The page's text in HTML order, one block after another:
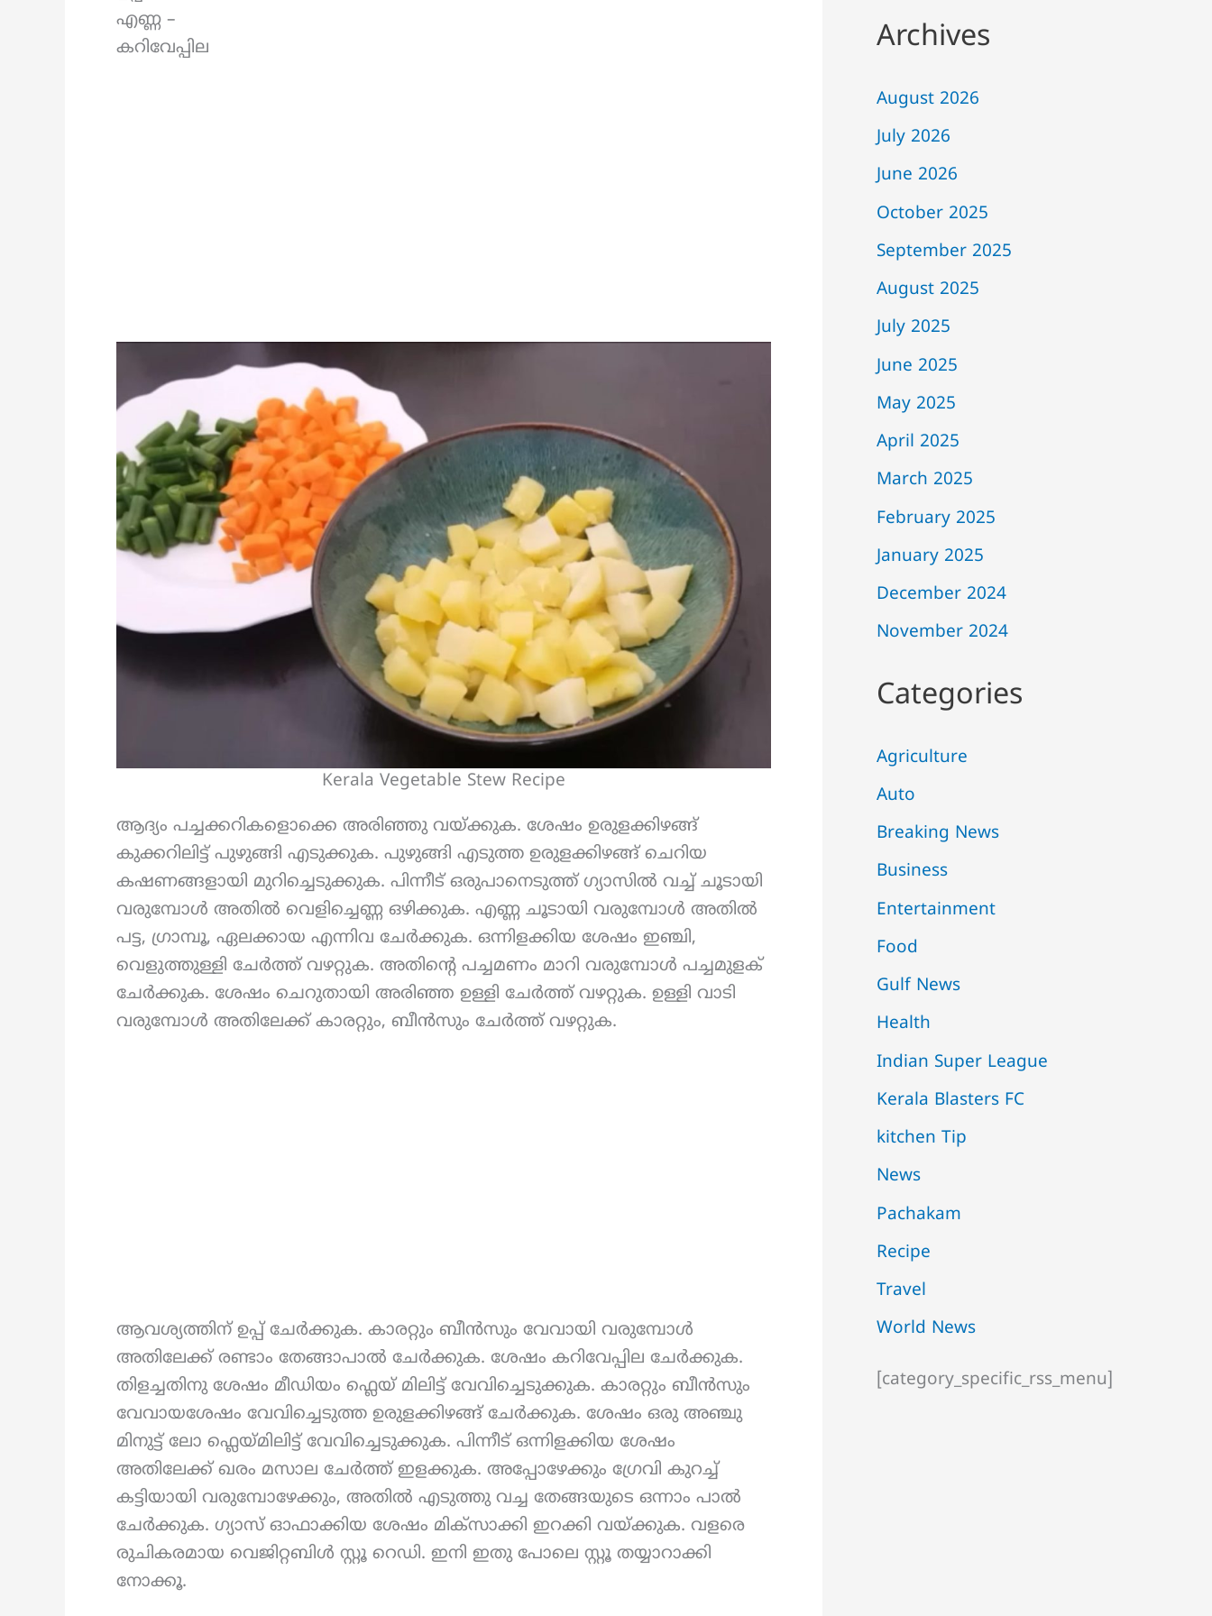
എണ്ണ –
കറിവേപ്പില
Kerala Vegetable Stew Recipe
ആദ്യം പച്ചക്കറികളൊക്കെ അരിഞ്ഞു വയ്ക്കുക. ശേഷം ഉരുളക്കിഴങ്ങ്
കുക്കറിലിട്ട് പുഴുങ്ങി എടുക്കുക. പുഴുങ്ങി എടുത്ത ഉരുളക്കിഴങ്ങ് ചെറിയ
കഷണങ്ങളായി മുറിച്ചെടുക്കുക. പിന്നീട് ഒരുപാനെടുത്ത് ഗ്യാസിൽ വച്ച് ചൂടായി
വരുമ്പോൾ അതിൽ വെളിച്ചെണ്ണ ഒഴിക്കുക. എണ്ണ ചൂടായി വരുമ്പോൾ അതിൽ
പട്ട, ഗ്രാമ്പൂ, ഏലക്കായ എന്നിവ ചേർക്കുക. ഒന്നിളക്കിയ ശേഷം ഇഞ്ചി,
വെളുത്തുള്ളി ചേർത്ത് വഴറ്റുക. അതിൻ്റെ പച്ചമണം മാറി വരുമ്പോൾ പച്ചമുളക്
ചേർക്കുക. ശേഷം ചെറുതായി അരിഞ്ഞ ഉള്ളി ചേർത്ത് വഴറ്റുക. ഉള്ളി വാടി
വരുമ്പോൾ അതിലേക്ക് കാരറ്റും, ബീൻസും ചേർത്ത് വഴറ്റുക.
ആവശ്യത്തിന് ഉപ്പ് ചേർക്കുക. കാരറ്റും ബീൻസും വേവായി വരുമ്പോൾ
അതിലേക്ക് രണ്ടാം തേങ്ങാപാൽ ചേർക്കുക. ശേഷം കറിവേപ്പില ചേർക്കുക.
തിളച്ചതിനു ശേഷം മീഡിയം ഫ്ലെയ് മിലിട്ട് വേവിച്ചെടുക്കുക. കാരറ്റും ബീൻസും
വേവായശേഷം വേവിച്ചെടുത്ത ഉരുളക്കിഴങ്ങ് ചേർക്കുക. ശേഷം ഒരു അഞ്ചു
മിനുട്ട് ലോ ഫ്ലെയ്മിലിട്ട് വേവിച്ചെടുക്കുക. പിന്നീട് ഒന്നിളക്കിയ ശേഷം
അതിലേക്ക് ഖരം മസാല ചേർത്ത് ഇളക്കുക. അപ്പോഴേക്കും ഗ്രേവി കുറച്ച്
കട്ടിയായി വരുമ്പോഴേക്കും, അതിൽ എടുത്തു വച്ച തേങ്ങയുടെ ഒന്നാം പാൽ
ചേർക്കുക. ഗ്യാസ് ഓഫാക്കിയ ശേഷം മിക്സാക്കി ഇറക്കി വയ്ക്കുക. വളരെ
രുചികരമായ വെജിറ്റബിൾ സ്റ്റൂ റെഡി. ഇനി ഇതു പോലെ സ്റ്റൂ തയ്യാറാക്കി
നോക്കൂ.
Archives
August 2026
July 2026
June 2026
October 2025
September 2025
August 2025
July 2025
June 2025
May 2025
April 2025
March 2025
February 2025
January 2025
December 2024
November 2024
Categories
Agriculture
Auto
Breaking News
Business
Entertainment
Food
Gulf News
Health
Indian Super League
Kerala Blasters FC
kitchen Tip
News
Pachakam
Recipe
Travel
World News
[category_specific_rss_menu]